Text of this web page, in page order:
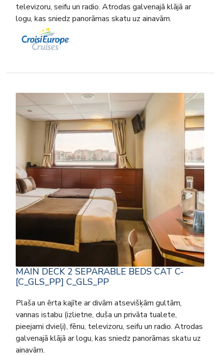
televizoru, seifu un radio. Atrodas galvenajā klājā ar
logu, kas sniedz panorāmas skatu uz ainavām.
MAIN DECK 2 SEPARABLE BEDS CAT C-
[C_GLS_PP] C_GLS_PP
Plaša un ērta kajīte ar divām atsevišķām gultām,
vannas istabu (izlietne, duša un privāta tualete,
pieejami dvieļi), fēnu, televizoru, seifu un radio. Atrodas
galvenajā klājā ar logu, kas sniedz panorāmas skatu uz
ainavām.